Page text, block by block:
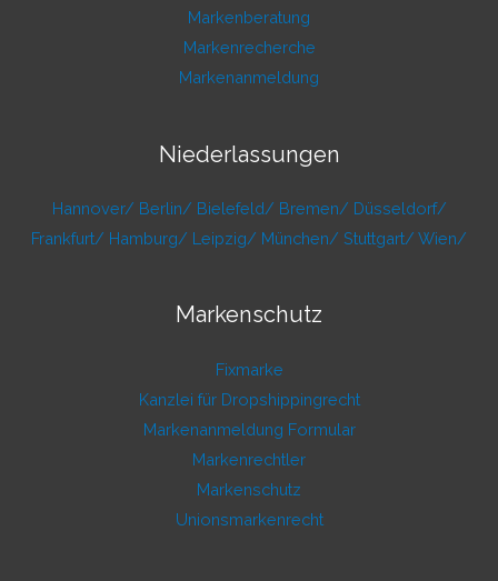
Markenberatung
Markenrecherche
Markenanmeldung
Niederlassungen
Hannover/ Berlin/ Bielefeld/ Bremen/ Düsseldorf/
Frankfurt/ Hamburg/ Leipzig/ München/ Stuttgart/ Wien/
Markenschutz
Fixmarke
Kanzlei für Dropshippingrecht
Markenanmeldung Formular
Markenrechtler
Markenschutz
Unionsmarkenrecht